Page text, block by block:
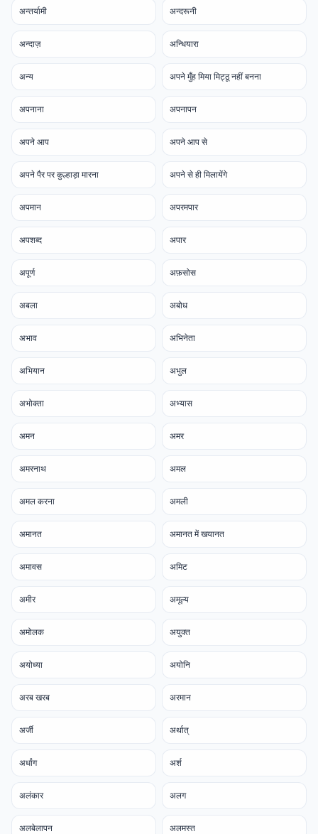
अन्तर्यामी अन्दरूनी
अन्दाज़ अन्धियारा
अन्य अपने मुँह मिया मिट्ठू नहीं बनना
अपनाना अपनापन
अपने आप अपने आप से
अपने पैर पर कुल्हाड़ा मारना अपने से ही मिलायेंगे
अपमान अपरमपार
अपशब्द अपार
अपूर्ण अफ़सोस
अबला अबोध
अभाव अभिनेता
अभियान अभुल
अभोक्ता अभ्यास
अमन अमर
अमरनाथ अमल
अमल करना अमली
अमानत अमानत में खयानत
अमावस अमिट
अमीर अमूल्य
अमोलक अयुक्त
अयोध्या अयोनि
अरब खरब अरमान
अर्जी अर्थात्
अर्धांग अर्श
अलंकार अलग
अलबेलापन अलमस्त